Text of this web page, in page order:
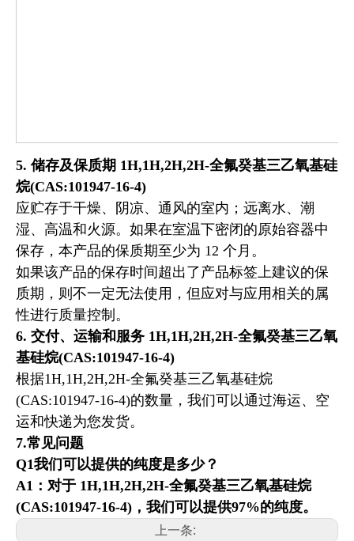
5. 储存及保质期 1H,1H,2H,2H-全氟癸基三乙氧基硅
烷(CAS:101947-16-4)
应贮存于干燥、阴凉、通风的室内；远离水、潮
湿、高温和火源。如果在室温下密闭的原始容器中
保存，本产品的保质期至少为 12 个月。
如果该产品的保存时间超出了产品标签上建议的保
质期，则不一定无法使用，但应对与应用相关的属
性进行质量控制。
6. 交付、运输和服务 1H,1H,2H,2H-全氟癸基三乙氧
基硅烷(CAS:101947-16-4)
根据1H,1H,2H,2H-全氟癸基三乙氧基硅烷
(CAS:101947-16-4)的数量，我们可以通过海运、空
运和快递为您发货。
7.常见问题
Q1我们可以提供的纯度是多少？
A1：对于 1H,1H,2H,2H-全氟癸基三乙氧基硅烷
(CAS:101947-16-4) ，我们可以提供97%的纯度。
上一条: